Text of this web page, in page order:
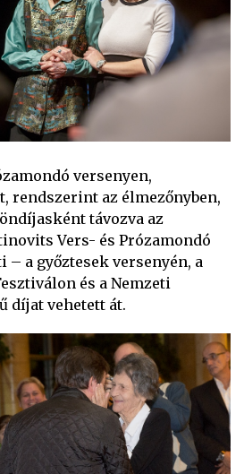
versenyen,
rendszerint az élmezőnyben,
távozva az
Vers- és Prózamondó
a győztesek versenyén, a
és a Nemzeti
díjat vehetett át.